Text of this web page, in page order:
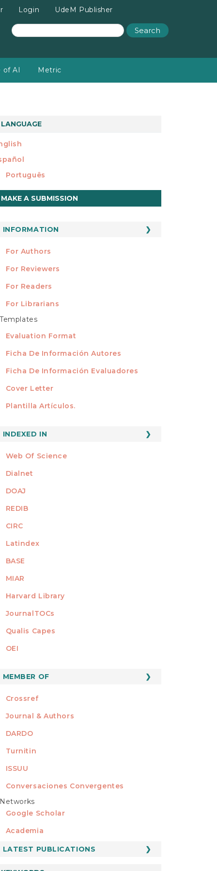
Login UdeM Publisher
of AI Metric
Search
LANGUAGE
Português
MAKE A SUBMISSION
INFORMATION
For Authors
For Reviewers
For Readers
For Librarians
TEMPLATES
Evaluation Format
Ficha De Información Autores
Ficha De Información Evaluadores
Cover Letter
Plantilla Artículos.
INDEXED IN
Web Of Science
Dialnet
DOAJ
REDIB
CIRC
Latindex
BASE
MIAR
Harvard Library
JournalTOCs
Qualis Capes
OEI
MEMBER OF
Crossref
Journal & Authors
DARDO
Turnitin
ISSUU
Conversaciones Convergentes
REDES
Google Scholar
Academia
LATEST PUBLICATIONS